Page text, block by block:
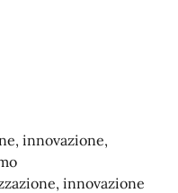
innovazione,
innovazione